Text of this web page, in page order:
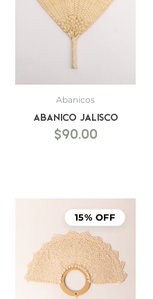
Abanicos
Abanico Jalisco
$90.00
15% OFF